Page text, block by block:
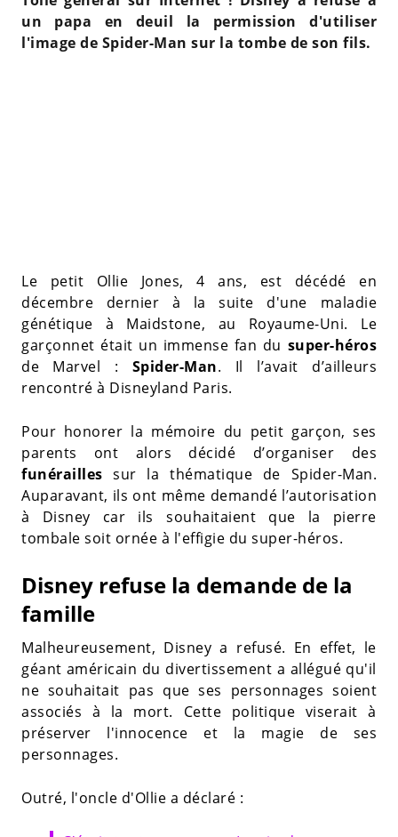
un papa en deuil la permission d'utiliser
l'image de Spider-Man sur la tombe de son fils.
Le petit Ollie Jones, 4 ans, est décédé en
décembre dernier à la suite d'une maladie
génétique à Maidstone, au Royaume-Uni. Le
garçonnet était un immense fan du super-héros
de Marvel : Spider-Man. Il l’avait d’ailleurs
rencontré à Disneyland Paris.
Pour honorer la mémoire du petit garçon, ses
parents ont alors décidé d’organiser des
funérailles sur la thématique de Spider-Man.
Auparavant, ils ont même demandé l’autorisation
à Disney car ils souhaitaient que la pierre
tombale soit ornée à l'effigie du super-héros.
Disney refuse la demande de la
famille
Malheureusement, Disney a refusé. En effet, le
géant américain du divertissement a allégué qu'il
ne souhaitait pas que ses personnages soient
associés à la mort. Cette politique viserait à
préserver l'innocence et la magie de ses
personnages.
Outré, l'oncle d'Ollie a déclaré :